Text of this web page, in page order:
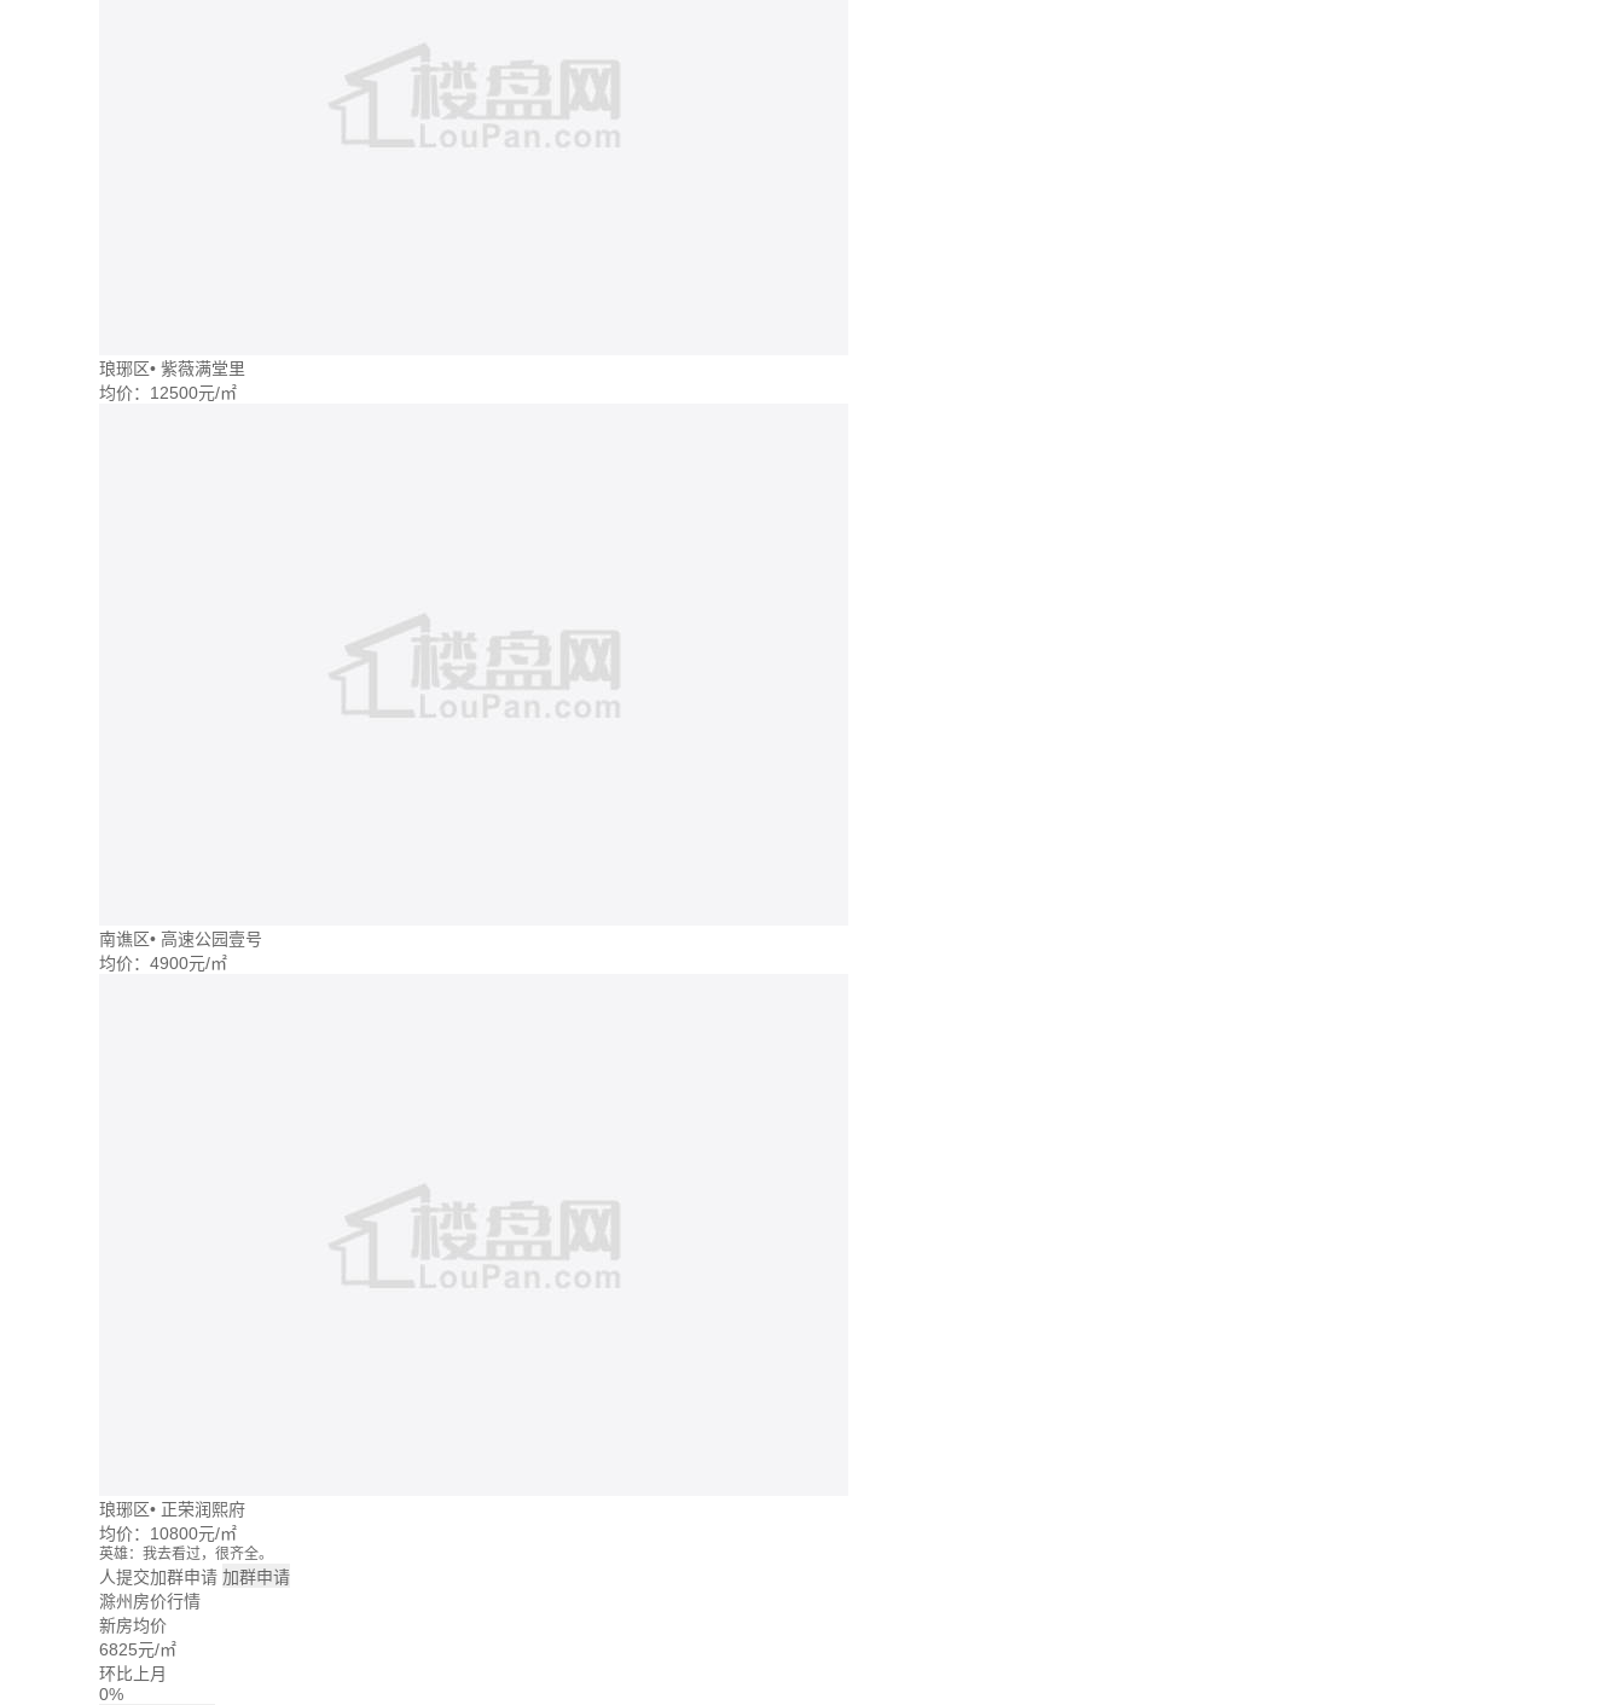
琅琊区• 紫薇满堂里
均价： 12500元/㎡
南谯区• 高速公园壹号
均价： 4900元/㎡
琅琊区• 正荣润熙府
均价： 10800元/㎡
英雄：我去看过，很齐全。
牛转乾坤：这个楼盘价格波动大么？
回忆：我建议你们去楼盘看看。
大头：也可以直接咨询置业管家。
吃了么：什么时候大家一起去看看。
蓝天：上周我已经签合同了。
雪花飘飘：好的呢。
人提交加群申请 加群申请
滁州房价行情
新房均价
6825元/㎡
环比上月
0%